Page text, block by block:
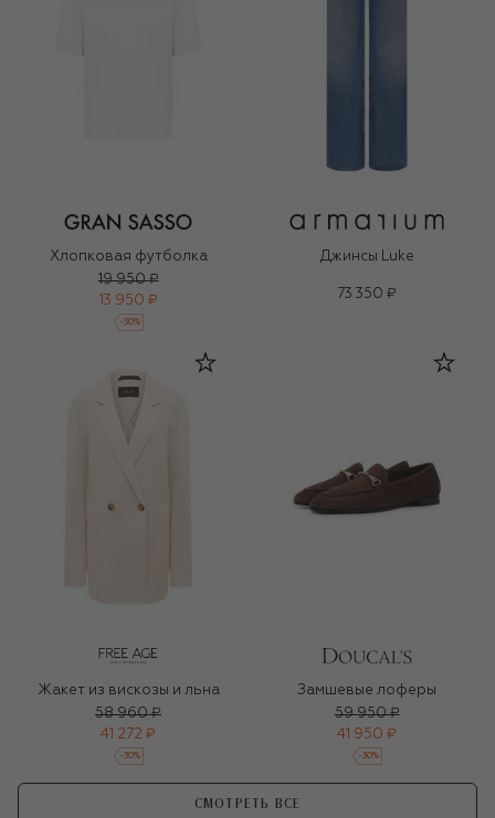
Хлопковая футболка
19 950 ₽
13 950 ₽
-30%
Джинсы Luke
73 350 ₽
Жакет из вискозы и льна
58 960 ₽
41 272 ₽
-30%
Замшевые лоферы
59 950 ₽
41 950 ₽
-30%
СМОТРЕТЬ ВСЕ